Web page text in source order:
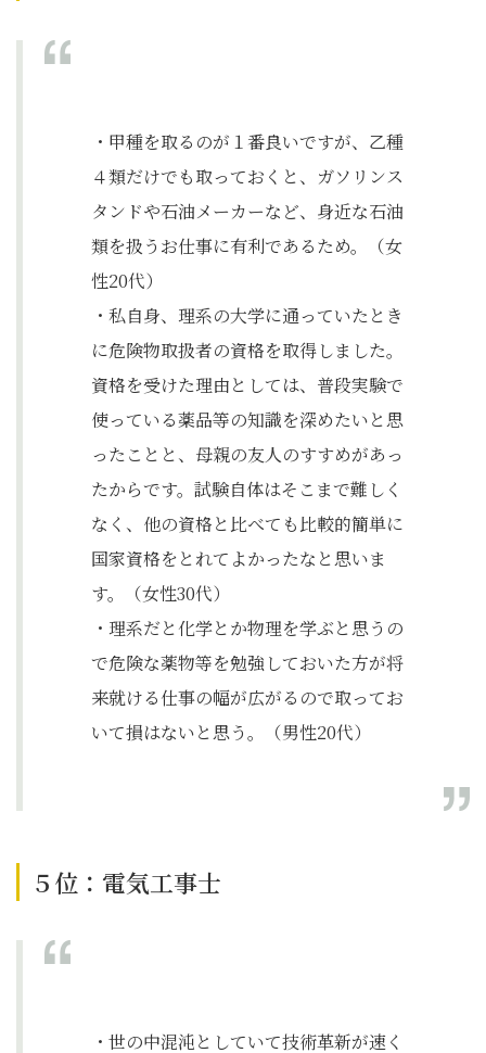
・甲種を取るのが１番良いですが、乙種
４類だけでも取っておくと、ガソリンス
タンドや石油メーカーなど、身近な石油
類を扱うお仕事に有利であるため。（女
性20代）
・私自身、理系の大学に通っていたとき
に危険物取扱者の資格を取得しました。
資格を受けた理由としては、普段実験で
使っている薬品等の知識を深めたいと思
ったことと、母親の友人のすすめがあっ
たからです。試験自体はそこまで難しく
なく、他の資格と比べても比較的簡単に
国家資格をとれてよかったなと思いま
す。（女性30代）
・理系だと化学とか物理を学ぶと思うの
で危険な薬物等を勉強しておいた方が将
来就ける仕事の幅が広がるので取ってお
いて損はないと思う。（男性20代）
５位：電気工事士
・世の中混沌としていて技術革新が速く